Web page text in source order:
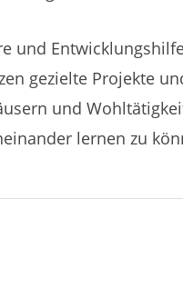
und
gezielte Projekte
und
lernen zu